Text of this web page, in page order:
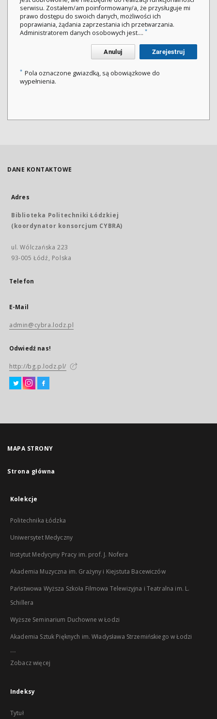
serwisu. Zostałem/am poinformowany/a, że przysługuje mi
prawo dostępu do swoich danych, możliwości ich
poprawiania, żądania zaprzestania ich przetwarzania.
Administratorem danych osobowych jest.... *
Anuluj Zarejestruj
* Pola oznaczone gwiazdką, są obowiązkowe do
wypełnienia.
DANE KONTAKTOWE
Adres
Biblioteka Politechniki Łódzkiej
(koordynator konsorcjum CYBRA)
ul. Wólczańska 223
93-005 Łódź, Polska
Telefon
E-Mail
admin@cybra.lodz.pl
Odwiedź nas!
http://bg.p.lodz.pl/
MAPA STRONY
Strona główna
Kolekcje
Politechnika Łódzka
Uniwersytet Medyczny
Instytut Medycyny Pracy im. prof. J. Nofera
Akademia Muzyczna im. Grażyny i Kiejstuta Bacewiczów
Państwowa Wyższa Szkoła Filmowa Telewizyjna i Teatralna im. L.
Schillera
Wyższe Seminarium Duchowne w Łodzi
Akademia Sztuk Pięknych im. Władysława Strzemińskiego w Łodzi
...
Zobacz więcej
Indeksy
Tytuł